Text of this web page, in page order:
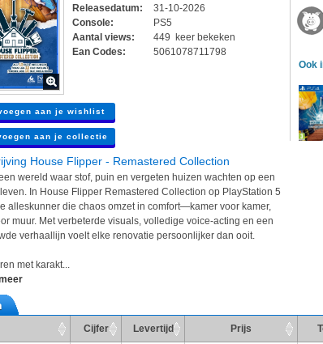
Releasedatum:
31-10-2026
Console:
PS5
Aantal views:
449 keer bekeken
Ean Codes:
5061078711798
aan je wishlist
aan je collectie
House Flipper - Remastered Collection
wereld waar stof, puin en vergeten huizen wachten op een
In House Flipper Remastered Collection op PlayStation 5
alleskunner die chaos omzet in comfort—kamer voor kamer,
muur. Met verbeterde visuals, volledige voice-acting en een
verhaallijn voelt elke renovatie persoonlijker dan ooit.
met karakt...
Ook
Cijfer Levertijd Prijs